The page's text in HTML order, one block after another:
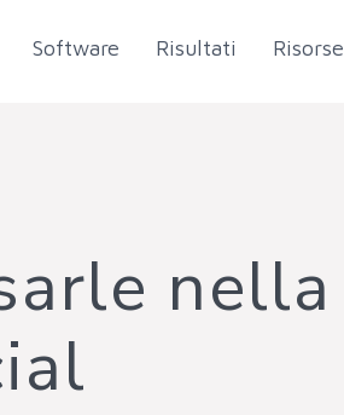
Software Risultati Risorse
nella